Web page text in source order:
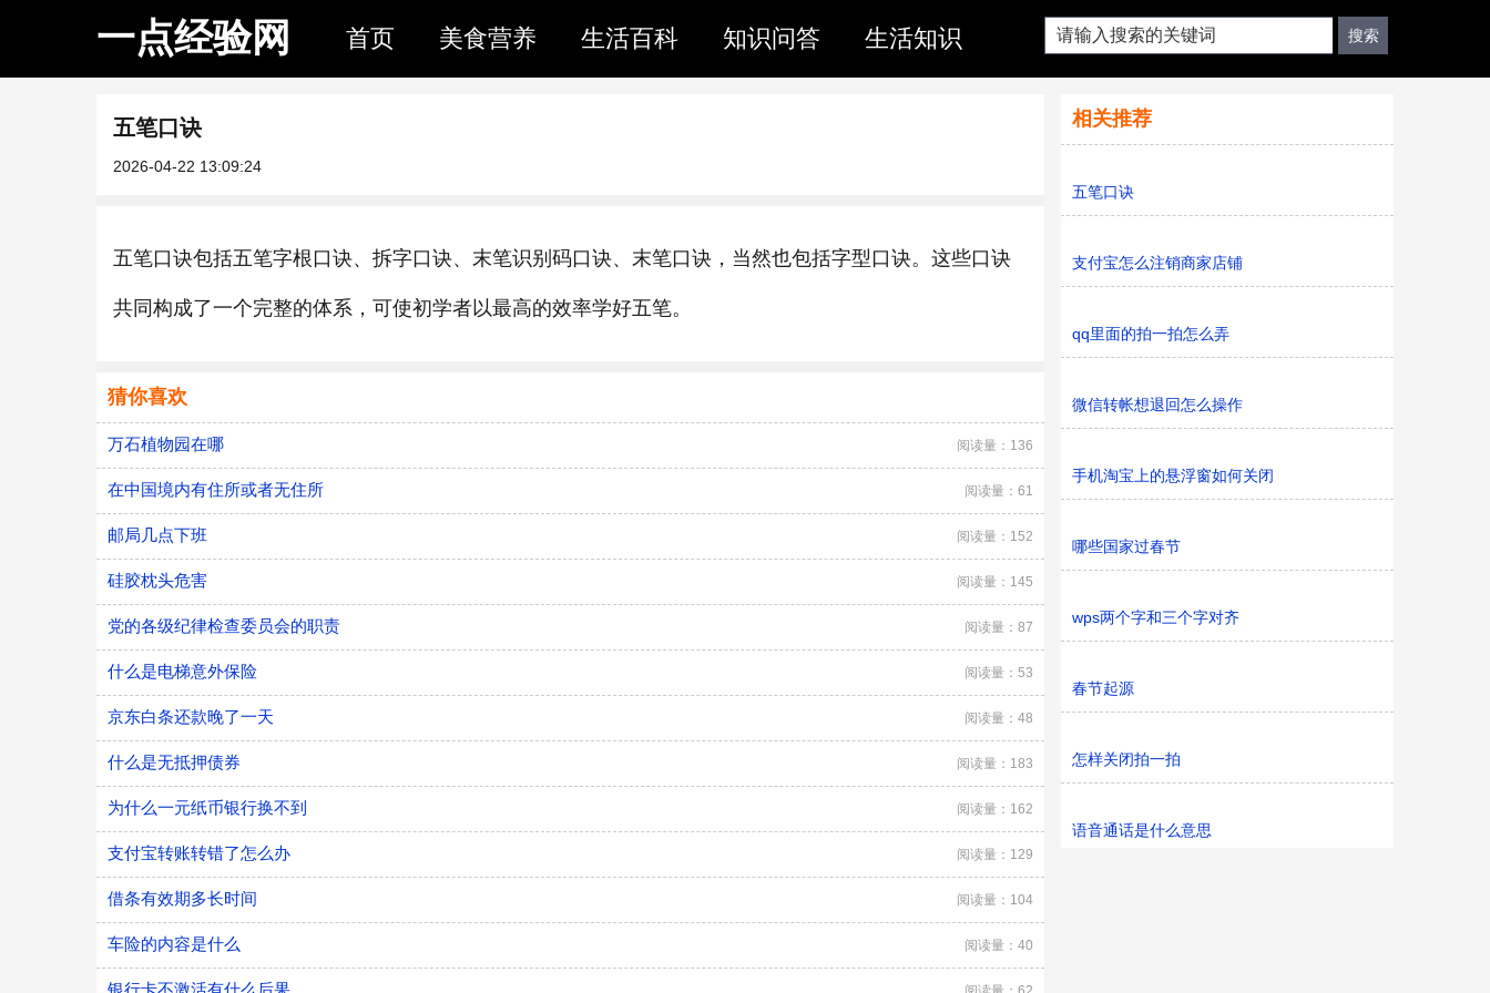
一点经验网 首页 美食营养 生活百科 知识问答 生活知识
五笔口诀
2026-04-22 13:09:24
五笔口诀包括五笔字根口诀、拆字口诀、末笔识别码口诀、末笔口诀，当然也包括字型口诀。这些口诀
共同构成了一个完整的体系，可使初学者以最高的效率学好五笔。
猜你喜欢
万石植物园在哪 阅读量：136
在中国境内有住所或者无住所 阅读量：61
邮局几点下班 阅读量：152
硅胶枕头危害 阅读量：145
党的各级纪律检查委员会的职责 阅读量：87
什么是电梯意外保险 阅读量：53
京东白条还款晚了一天 阅读量：48
什么是无抵押债券 阅读量：183
为什么一元纸币银行换不到 阅读量：162
支付宝转账转错了怎么办 阅读量：129
借条有效期多长时间 阅读量：104
车险的内容是什么 阅读量：40
银行卡不激活有什么后果
相关推荐
五笔口诀
支付宝怎么注销商家店铺
qq里面的拍一拍怎么弄
微信转帐想退回怎么操作
手机淘宝上的悬浮窗如何关闭
哪些国家过春节
wps两个字和三个字对齐
春节起源
怎样关闭拍一拍
语音通话是什么意思